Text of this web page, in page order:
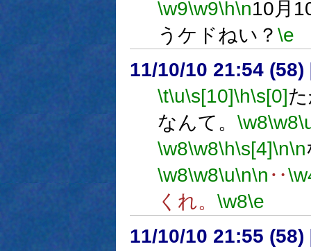
\w9\w9\h\n10月
うケドねい？ \e
11/10/10 21:54 (58)
\t\u\s[10]\h\s[0]
なんて。 \w8\w8
\w8\w8\h\s[4]\n\n
\w8\w8\u\n\n ‥
くれ。 \w8\e
11/10/10 21:55 (58)